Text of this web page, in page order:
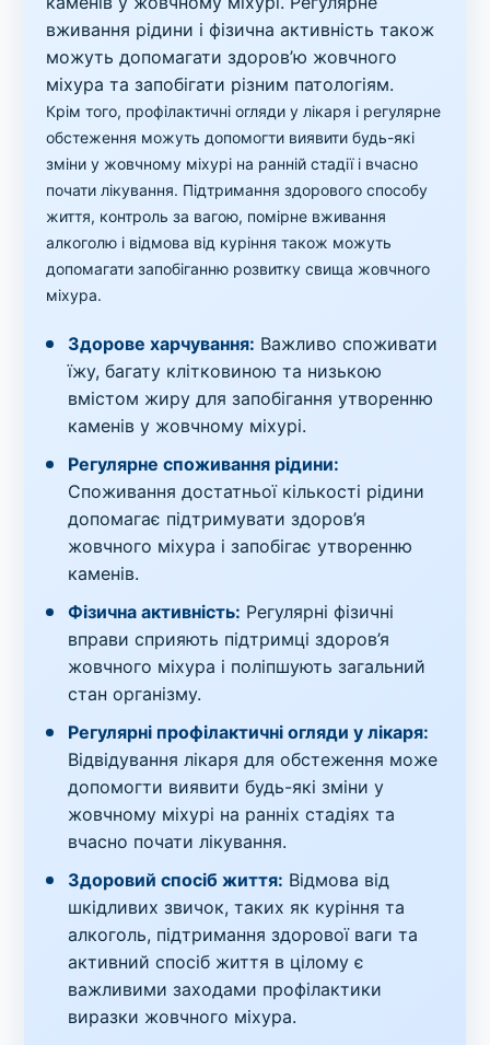
вживання рідини і фізична активність також
можуть допомагати здоров’ю жовчного
міхура та запобігати різним патологіям.
Крім того, профілактичні огляди у лікаря і регулярне
обстеження можуть допомогти виявити будь-які
зміни у жовчному міхурі на ранній стадії і вчасно
почати лікування. Підтримання здорового способу
життя, контроль за вагою, помірне вживання
алкоголю і відмова від куріння також можуть
допомагати запобіганню розвитку свища жовчного
міхура.
Здорове харчування: Важливо споживати
їжу, багату клітковиною та низькою
вмістом жиру для запобігання утворенню
каменів у жовчному міхурі.
Регулярне споживання рідини:
Споживання достатньої кількості рідини
допомагає підтримувати здоров’я
жовчного міхура і запобігає утворенню
каменів.
Фізична активність: Регулярні фізичні
вправи сприяють підтримці здоров’я
жовчного міхура і поліпшують загальний
стан організму.
Регулярні профілактичні огляди у лікаря:
Відвідування лікаря для обстеження може
допомогти виявити будь-які зміни у
жовчному міхурі на ранніх стадіях та
вчасно почати лікування.
Здоровий спосіб життя: Відмова від
шкідливих звичок, таких як куріння та
алкоголь, підтримання здорової ваги та
активний спосіб життя в цілому є
важливими заходами профілактики
виразки жовчного міхура.